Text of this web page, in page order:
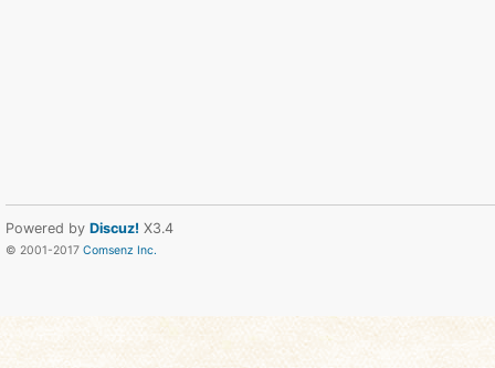
Powered by Discuz! X3.4
© 2001-2017 Comsenz Inc.